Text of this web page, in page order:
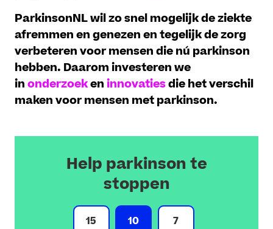
ParkinsonNL wil zo snel mogelijk de ziekte
afremmen en genezen en tegelijk de zorg
verbeteren voor mensen die nú parkinson
hebben. Daarom investeren we
inonderzoekeninnovatiesdie het verschil
maken voor mensen met parkinson.
Help parkinson te
stoppen
15 10 7